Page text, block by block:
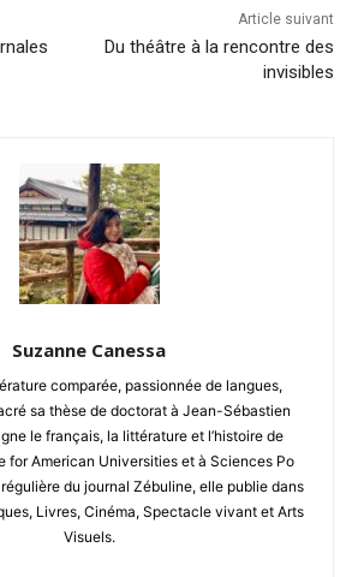
Article suivant
Du théâtre à la rencontre des
invisibles
Suzanne Canessa
comparée, passionnée de langues,
sa thèse de doctorat à Jean-Sébastien
le français, la littérature et l’histoire de
for American Universities et à Sciences Po
du journal Zébuline, elle publie dans
Livres, Cinéma, Spectacle vivant et Arts
Visuels.